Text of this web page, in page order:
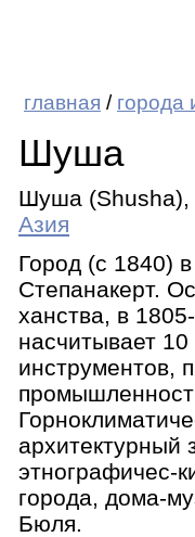
главная / города
Шуша
Шуша (Shusha),
Азия
Город (с 1840)
Степанакерт.
ханства, в
насчитывает
инструментов,
архитектурный
этнографичес-
города, дома-
Бюля.